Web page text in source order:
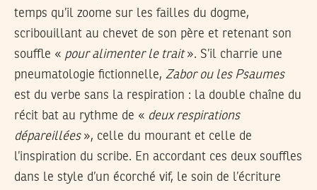
temps qu’il zoome sur les failles du dogme,
scribouillant au chevet de son père et retenant son
souffle « pour alimenter le trait». S’il charrie une
pneumatologie fictionnelle, Zabor ou les Psaumes
est du verbe sans la respiration : la double chaîne du
récit bat au rythme de « deux respirations
dépareillées», celle du mourant et celle de
l’inspiration du scribe. En accordant ces deux souffles
dans le style d’un écorché vif, le soin de l’écriture